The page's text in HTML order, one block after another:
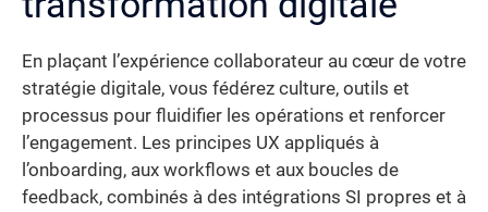
En plaçant l’expérience collaborateur au cœur de votre
stratégie digitale, vous fédérez culture, outils et
processus pour fluidifier les opérations et renforcer
l’engagement. Les principes UX appliqués à
l’onboarding, aux workflows et aux boucles de
feedback, combinés à des intégrations SI propres et à